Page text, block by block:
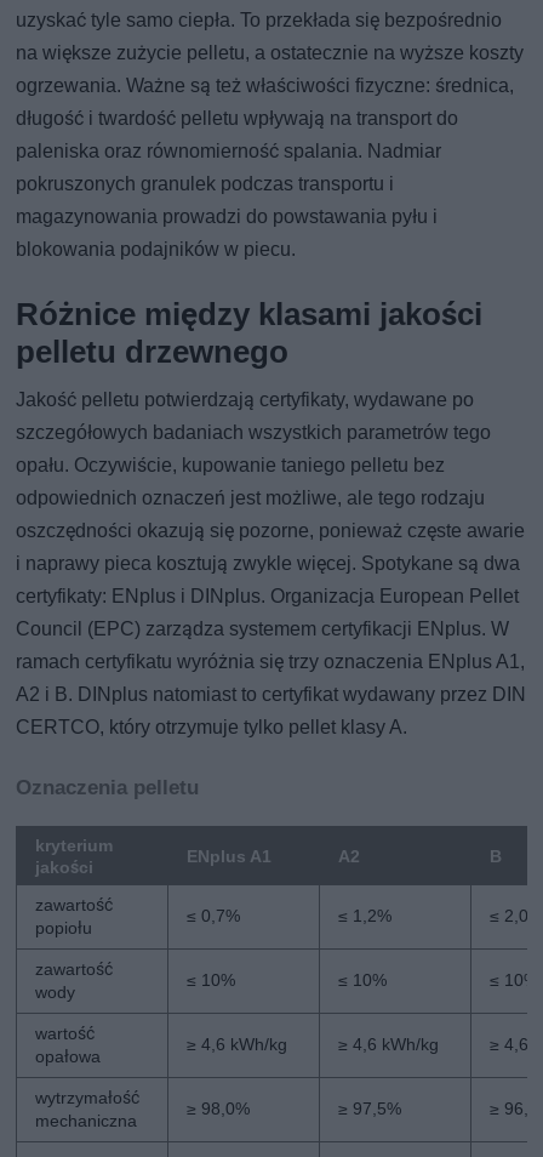
uzyskać tyle samo ciepła. To przekłada się bezpośrednio
na większe zużycie pelletu, a ostatecznie na wyższe koszty
ogrzewania. Ważne są też właściwości fizyczne: średnica,
długość i twardość pelletu wpływają na transport do
paleniska oraz równomierność spalania. Nadmiar
pokruszonych granulek podczas transportu i
magazynowania prowadzi do powstawania pyłu i
blokowania podajników w piecu.
Różnice między klasami jakości
pelletu drzewnego
Jakość pelletu potwierdzają certyfikaty, wydawane po
szczegółowych badaniach wszystkich parametrów tego
opału. Oczywiście, kupowanie taniego pelletu bez
odpowiednich oznaczeń jest możliwe, ale tego rodzaju
oszczędności okazują się pozorne, ponieważ częste awarie
i naprawy pieca kosztują zwykle więcej. Spotykane są dwa
certyfikaty: ENplus i DINplus. Organizacja European Pellet
Council (EPC) zarządza systemem certyfikacji ENplus. W
ramach certyfikatu wyróżnia się trzy oznaczenia ENplus A1,
A2 i B. DINplus natomiast to certyfikat wydawany przez DIN
CERTCO, który otrzymuje tylko pellet klasy A.
Oznaczenia pelletu
kryterium
jakości
ENplus A1 A2 B
zawartość
popiołu
≤ 0,7% ≤ 1,2% ≤ 2,0%
zawartość
wody
≤ 10% ≤ 10% ≤ 10%
wartość
opałowa
≥ 4,6 kWh/kg ≥ 4,6 kWh/kg ≥ 4,6
wytrzymałość
mechaniczna
≥ 98,0% ≥ 97,5% ≥